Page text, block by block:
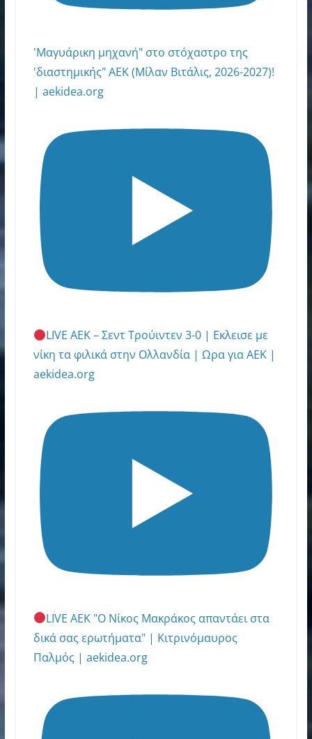
'Μαγυάρικη μηχανή" στο στόχαστρο της
'διαστημικής" ΑΕΚ (Μίλαν Βιτάλις, 2026-2027)!
| aekidea.org
LIVE ΑΕΚ – Σεντ Τρούιντεν 3-0 | Εκλεισε με
νίκη τα φιλικά στην Ολλανδία | Ωρα για ΑΕΚ |
aekidea.org
LIVE ΑΕΚ "Ο Νίκος Μακράκος απαντάει στα
δικά σας ερωτήματα" | Κιτρινόμαυρος
Παλμός | aekidea.org